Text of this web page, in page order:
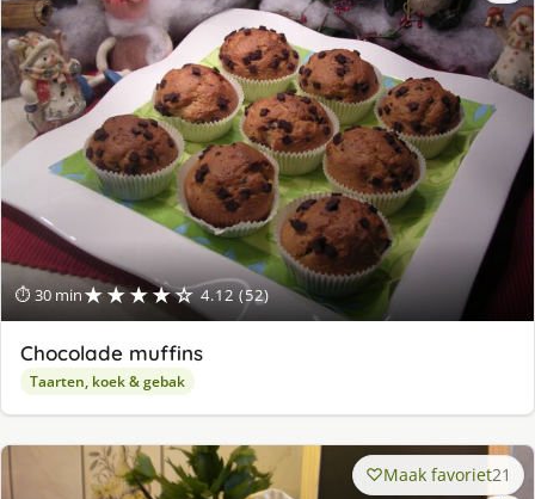
⏱ 30 min★★★★☆ 4.12 (52)
Chocolade muffins
Taarten, koek & gebak
Maak favoriet21